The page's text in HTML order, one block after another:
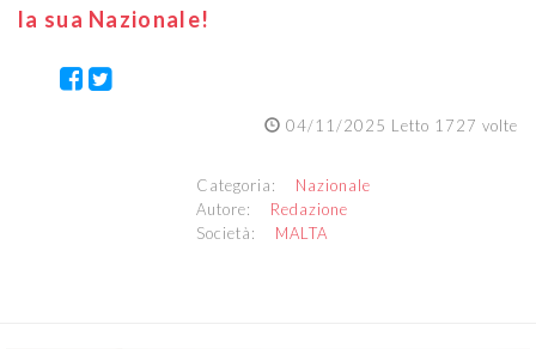
la sua Nazionale!
04/11/2025 Letto 1727 volte
Categoria: Nazionale
Autore: Redazione
Società: MALTA